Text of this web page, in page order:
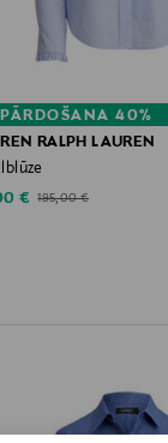
40%
RALPH LAUREN
Price
€ Original Price
195,00 €